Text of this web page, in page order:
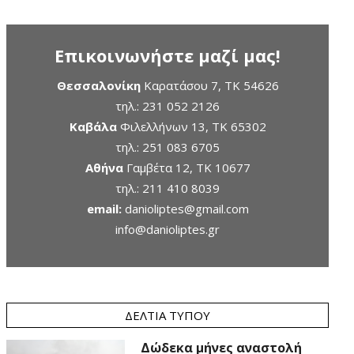
Επικοινωνήστε μαζί μας!
ΘεσσαλονίκηΚαρατάσου 7, TK 54626
τηλ.: 231 052 2126
ΚαβάλαΦιλελλήνων 13, ΤΚ 65302
τηλ.: 251 083 6705
ΑθήναΓαμβέτα 12, ΤΚ 10677
τηλ.: 211 410 8039
email: danioliptes@gmail.com
info@danioliptes.gr
ΔΕΛΤΊΑ ΤΎΠΟΥ
Δώδεκα μήνες αναστολή